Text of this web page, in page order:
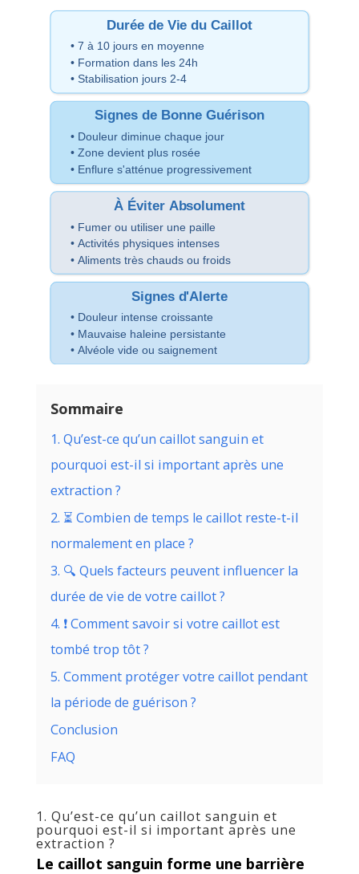
Durée de Vie du Caillot
• 7 à 10 jours en moyenne
• Formation dans les 24h
• Stabilisation jours 2-4
Signes de Bonne Guérison
• Douleur diminue chaque jour
• Zone devient plus rosée
• Enflure s'atténue progressivement
À Éviter Absolument
• Fumer ou utiliser une paille
• Activités physiques intenses
• Aliments très chauds ou froids
Signes d'Alerte
• Douleur intense croissante
• Mauvaise haleine persistante
• Alvéole vide ou saignement
Sommaire
1. Qu’est-ce qu’un caillot sanguin et
pourquoi est-il si important après une
extraction ?
2. ⏳ Combien de temps le caillot reste-t-il
normalement en place ?
3. 🔍 Quels facteurs peuvent influencer la
durée de vie de votre caillot ?
4. ❗ Comment savoir si votre caillot est
tombé trop tôt ?
5. Comment protéger votre caillot pendant
la période de guérison ?
Conclusion
FAQ
1. Qu’est-ce qu’un caillot sanguin et
pourquoi est-il si important après une
extraction ?
Le caillot sanguin forme une barrière